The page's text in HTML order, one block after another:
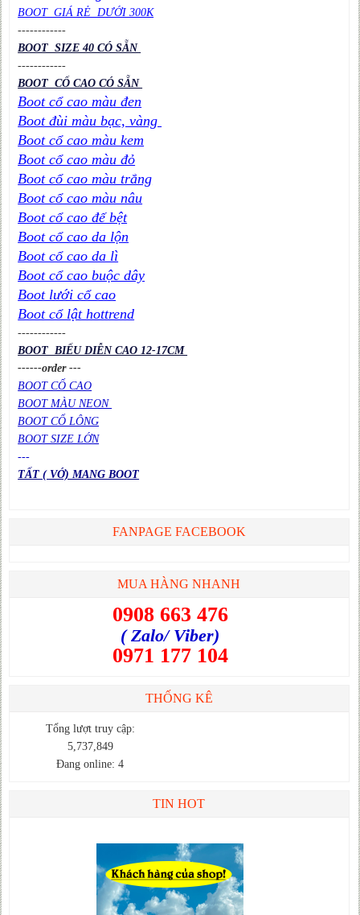
BOOT GIÁ RẺ DƯỚI 300K
------------
BOOT SIZE 40 CÓ SẴN
------------
BOOT CỔ CAO CÓ SẴN
Boot cổ cao màu đen
Boot đùi màu bạc, vàng
Boot cổ cao màu kem
Boot cổ cao màu đỏ
Boot cổ cao màu trắng
Boot cổ cao màu nâu
Boot cổ cao đế bệt
Boot cổ cao da lộn
Boot cổ cao da lì
Boot cổ cao buộc dây
Boot lưới cổ cao
Boot cổ lật hottrend
------------
BOOT BIỂU DIỄN CAO 12-17CM
------order ---
BOOT CỔ CAO
BOOT MÀU NEON
BOOT CỔ LÔNG
BOOT SIZE LỚN
---
TẤT ( VỚ) MANG BOOT
FANPAGE FACEBOOK
MUA HÀNG NHANH
0908 663 476
( Zalo/ Viber)
0971 177 104
THỐNG KÊ
Tổng lượt truy cập:
5,737,849
Đang online: 4
TIN HOT